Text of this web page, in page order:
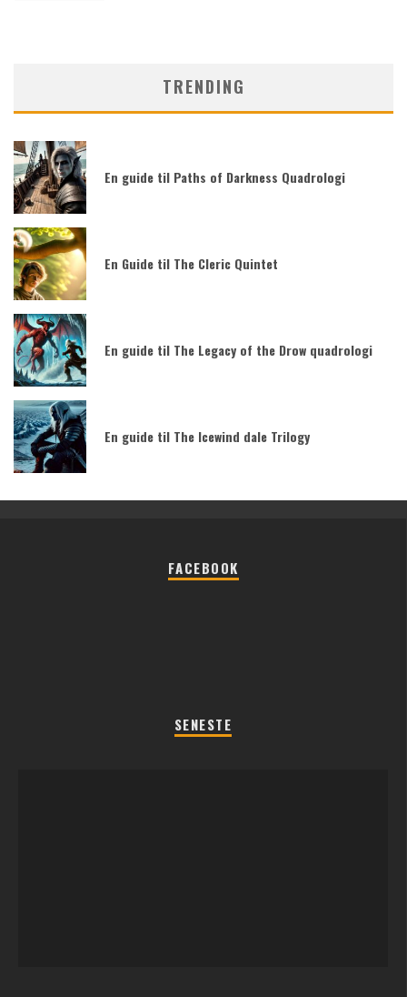
TRENDING
En guide til Paths of Darkness Quadrologi
En Guide til The Cleric Quintet
En guide til The Legacy of the Drow quadrologi
En guide til The Icewind dale Trilogy
FACEBOOK
SENESTE